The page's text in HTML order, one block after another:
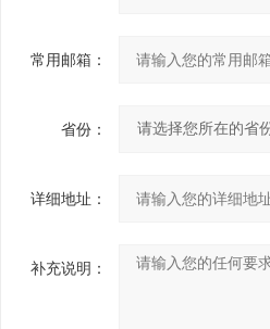
常用邮箱：
省份：
详细地址：
补充说明：